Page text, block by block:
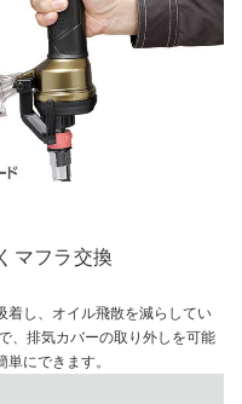
マフラ交換
着し、オイル飛散を減らしてい
、排気カバーの取り外しを可能
単にできます。